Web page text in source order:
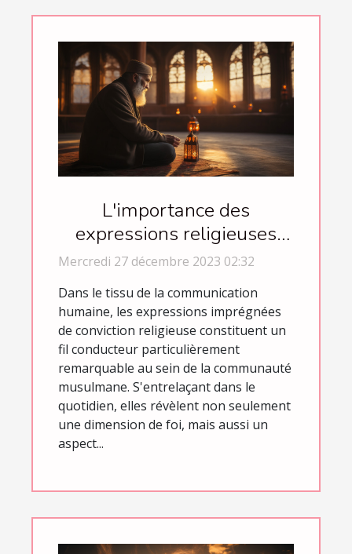
L'importance des
expressions religieuses
dans la communication
quotidienne des
musulmans
Mercredi 27 décembre 2023 02:32
Dans le tissu de la communication
humaine, les expressions imprégnées
de conviction religieuse constituent un
fil conducteur particulièrement
remarquable au sein de la communauté
musulmane. S'entrelaçant dans le
quotidien, elles révèlent non seulement
une dimension de foi, mais aussi un
aspect...